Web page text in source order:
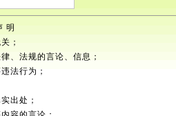
明
；
、法规的言论、信息；
法行为；
出处；